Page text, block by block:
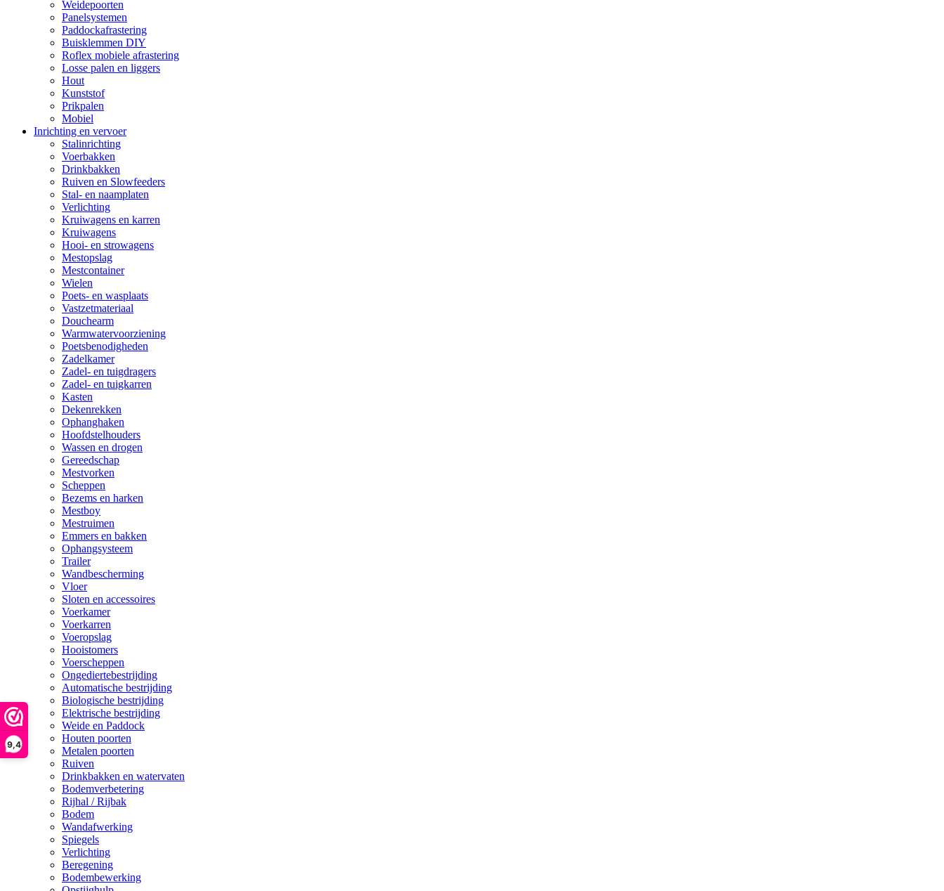
9,4
Weidepoorten
Panelsystemen
Paddockafrastering
Buisklemmen DIY
Roflex mobiele afrastering
Losse palen en liggers
Hout
Kunststof
Prikpalen
Mobiel
Inrichting en vervoer
Stalinrichting
Voerbakken
Drinkbakken
Ruiven en Slowfeeders
Stal- en naamplaten
Verlichting
Kruiwagens en karren
Kruiwagens
Hooi- en strowagens
Mestopslag
Mestcontainer
Wielen
Poets- en wasplaats
Vastzetmateriaal
Douchearm
Warmwatervoorziening
Poetsbenodigheden
Zadelkamer
Zadel- en tuigdragers
Zadel- en tuigkarren
Kasten
Dekenrekken
Ophanghaken
Hoofdstelhouders
Wassen en drogen
Gereedschap
Mestvorken
Scheppen
Bezems en harken
Mestboy
Mestruimen
Emmers en bakken
Ophangsysteem
Trailer
Wandbescherming
Vloer
Sloten en accessoires
Voerkamer
Voerkarren
Voeropslag
Hooistomers
Voerscheppen
Ongediertebestrijding
Automatische bestrijding
Biologische bestrijding
Elektrische bestrijding
Weide en Paddock
Houten poorten
Metalen poorten
Ruiven
Drinkbakken en watervaten
Bodemverbetering
Rijhal / Rijbak
Bodem
Wandafwerking
Spiegels
Verlichting
Beregening
Bodembewerking